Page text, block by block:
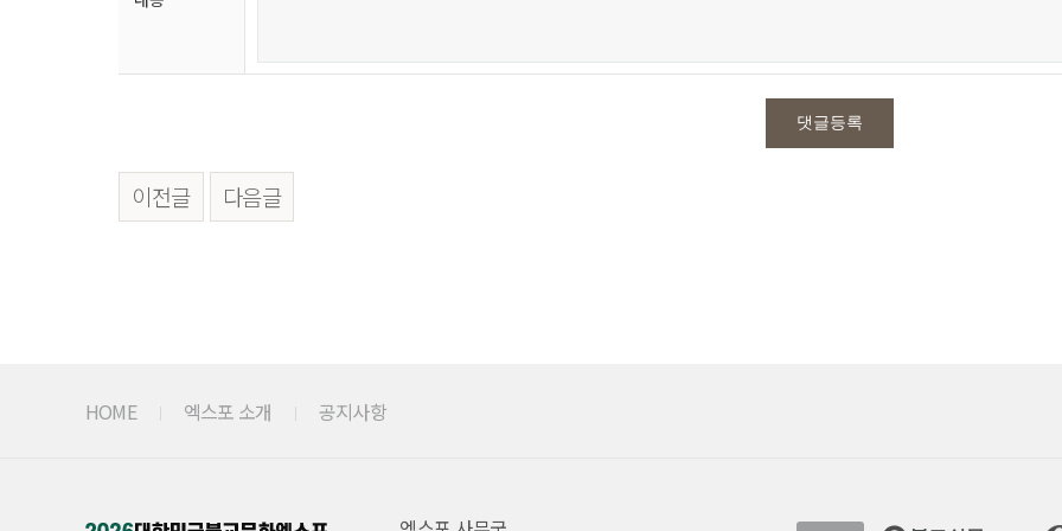
이전글 다음글
HOME 엑스포 소개 공지사항